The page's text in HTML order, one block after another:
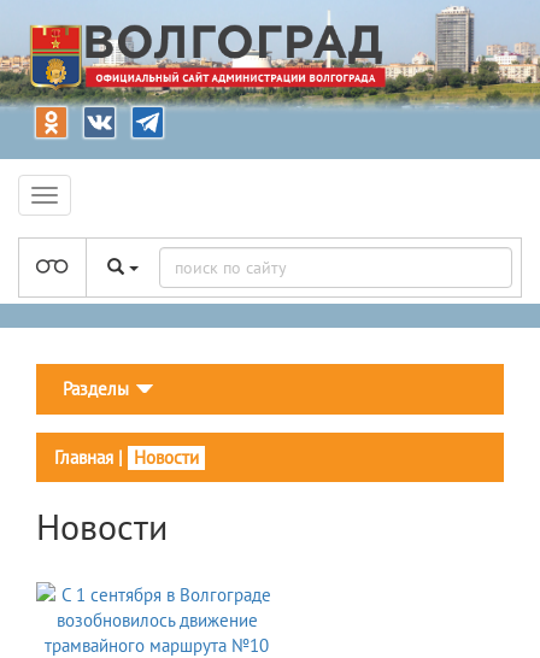
Разделы
Главная | Новости
Новости